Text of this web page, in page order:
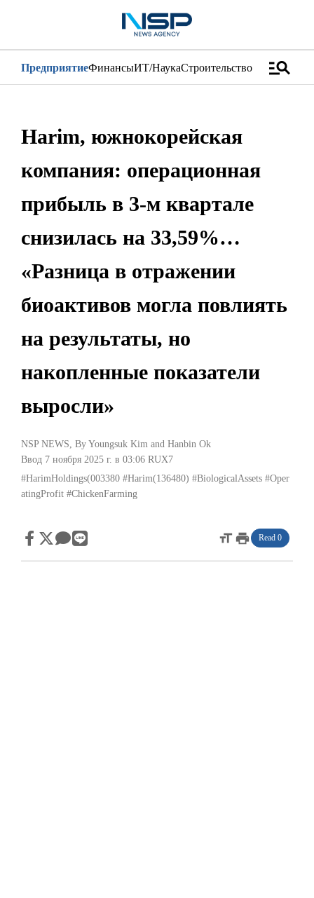
ПредприятиеФинансыИТ/НаукаСтроительство manage_search
Harim, южнокорейская
компания: операционная
прибыль в 3-м квартале
снизилась на 33,59%…
«Разница в отражении
биоактивов могла повлиять
на результаты, но
накопленные показатели
выросли»
NSP NEWS, By Youngsuk Kim and Hanbin Ok
Ввод 7 ноября 2025 г. в 03:06 RUX7
#HarimHoldings(003380 #Harim(136480) #BiologicalAssets #Oper
atingProfit #ChickenFarming
format_sizeprint Read 0